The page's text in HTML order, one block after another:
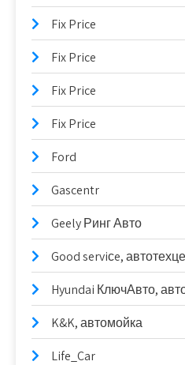
Fix Price
Fix Price
Fix Price
Fix Price
Ford
Gascentr
Geely Ринг Авто
Good serviсe,
Hyundai КлючАвто,
K&K, автомойка
Life_Car